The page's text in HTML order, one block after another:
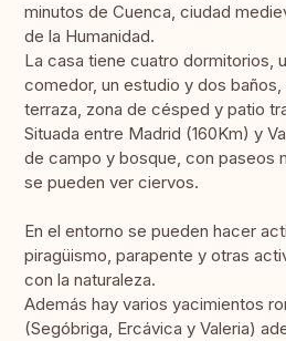
minutos de Cuenca, ciudad
de la Humanidad.
La casa tiene cuatro dormitorios,
comedor, un estudio y dos baños,
terraza, zona de césped y patio
Situada entre Madrid (160Km) y
de campo y bosque, con paseos
se pueden ver ciervos.
En el entorno se pueden hacer
piragüismo, parapente y otras
con la naturaleza.
Además hay varios yacimientos
(Segóbriga, Ercávica y Valeria)